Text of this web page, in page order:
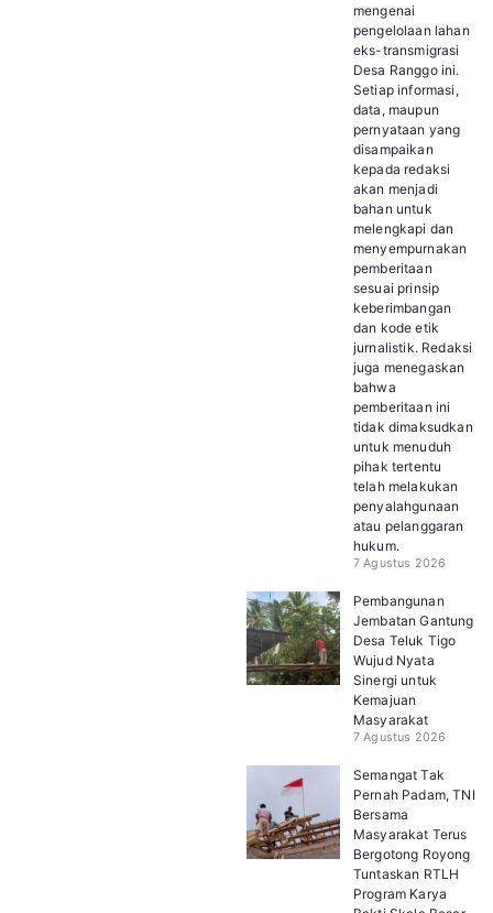
mengenai
pengelolaan lahan
eks-transmigrasi
Desa Ranggo ini.
Setiap informasi,
data, maupun
pernyataan yang
disampaikan
kepada redaksi
akan menjadi
bahan untuk
melengkapi dan
menyempurnakan
pemberitaan
sesuai prinsip
keberimbangan
dan kode etik
jurnalistik. Redaksi
juga menegaskan
bahwa
pemberitaan ini
tidak dimaksudkan
untuk menuduh
pihak tertentu
telah melakukan
penyalahgunaan
atau pelanggaran
hukum.
7 Agustus 2026
Pembangunan
Jembatan Gantung
Desa Teluk Tigo
Wujud Nyata
Sinergi untuk
Kemajuan
Masyarakat
7 Agustus 2026
Semangat Tak
Pernah Padam, TNI
Bersama
Masyarakat Terus
Bergotong Royong
Tuntaskan RTLH
Program Karya